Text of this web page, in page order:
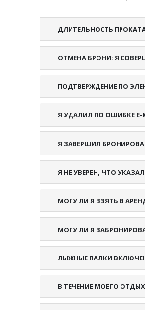
ДЛИТЕЛЬНОСТЬ
ОТМЕНА БРОНИ: Я
ПОДТВЕРЖДЕНИЕ ПО
Я УДАЛИЛ ПО ОШИБКЕ E-
Я ЗАВЕРШИЛ
Я НЕ УВЕРЕН, ЧТО
МОГУ ЛИ Я ВЗЯТЬ В
МОГУ ЛИ Я
ЛЫЖНЫЕ ПАЛКИ
В ТЕЧЕНИЕ МОЕГО